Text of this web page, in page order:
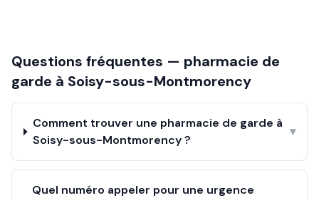
Questions fréquentes — pharmacie de
garde à Soisy-sous-Montmorency
Comment trouver une pharmacie de garde à
Soisy-sous-Montmorency ?
▾
Quel numéro appeler pour une urgence